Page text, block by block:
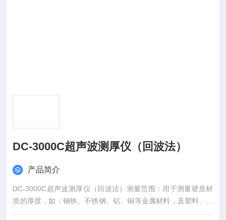
DC-3000C超声波测厚仪（回波法）
产品简介
DC-3000C超声波测厚仪（回波法）测量范围：用于测量硬质材
质的厚度，如：钢铁、不锈钢、铝、铜等金属材料，及塑料、塑
胶、陶瓷、玻璃等非金属；